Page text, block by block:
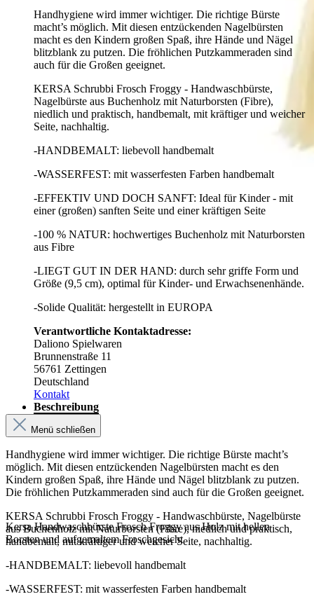
Kersa Handwaschbürste Frosch Froggy aus Holz mit hellen
Borsten und aufgemaltem Froschgesicht
Handhygiene wird immer wichtiger. Die richtige Bürste
macht’s möglich. Mit diesen entzückenden Nagelbürsten
macht es den Kindern großen Spaß, ihre Hände und Nägel
blitzblank zu putzen. Die fröhlichen Putzkammeraden sind
auch für die Großen geeignet.
KERSA Schrubbi Frosch Froggy - Handwaschbürste,
Nagelbürste aus Buchenholz mit Naturborsten (Fibre),
niedlich und praktisch, handbemalt, mit kräftiger und weicher
Seite, nachhaltig.
-HANDBEMALT: liebevoll handbemalt
-WASSERFEST: mit wasserfesten Farben handbemalt
-EFFEKTIV UND DOCH SANFT: Ideal für Kinder - mit
einer (großen) sanften Seite und einer kräftigen Seite
-100 % NATUR: hochwertiges Buchenholz mit Naturborsten
aus Fibre
-LIEGT GUT IN DER HAND: durch sehr griffe Form und
Größe (9,5 cm), optimal für Kinder- und Erwachsenenhände.
-Solide Qualität: hergestellt in EUROPA
Verantwortliche Kontaktadresse:
Daliono Spielwaren
Brunnenstraße 11
56761 Zettingen
Deutschland
Kontakt
Beschreibung
Menü schließen
Handhygiene wird immer wichtiger. Die richtige Bürste macht’s
möglich. Mit diesen entzückenden Nagelbürsten macht es den
Kindern großen Spaß, ihre Hände und Nägel blitzblank zu putzen.
Die fröhlichen Putzkammeraden sind auch für die Großen geeignet.
KERSA Schrubbi Frosch Froggy - Handwaschbürste, Nagelbürste
aus Buchenholz mit Naturborsten (Fibre), niedlich und praktisch,
handbemalt, mit kräftiger und weicher Seite, nachhaltig.
-HANDBEMALT: liebevoll handbemalt
-WASSERFEST: mit wasserfesten Farben handbemalt